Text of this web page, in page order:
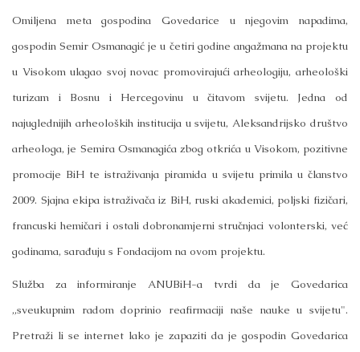
Omiljena meta gospodina Govedarice u njegovim napadima,
gospodin Semir Osmanagić je u četiri godine angažmana na projektu
u Visokom ulagao svoj novac promovirajući arheologiju, arheološki
turizam i Bosnu i Hercegovinu u čitavom svijetu. Jedna od
najuglednijih arheoloških institucija u svijetu, Aleksandrijsko društvo
arheologa, je Semira Osmanagića zbog otkrića u Visokom, pozitivne
promocije BiH te istraživanja piramida u svijetu primila u članstvo
2009. Sjajna ekipa istraživača iz BiH, ruski akademici, poljski fizičari,
francuski hemičari i ostali dobronamjerni stručnjaci volonterski, već
godinama, sarađuju s Fondacijom na ovom projektu.
Služba za informiranje ANUBiH-a tvrdi da je Govedarica
„sveukupnim radom doprinio reafirmaciji naše nauke u svijetu".
Pretraži li se internet lako je zapaziti da je gospodin Govedarica